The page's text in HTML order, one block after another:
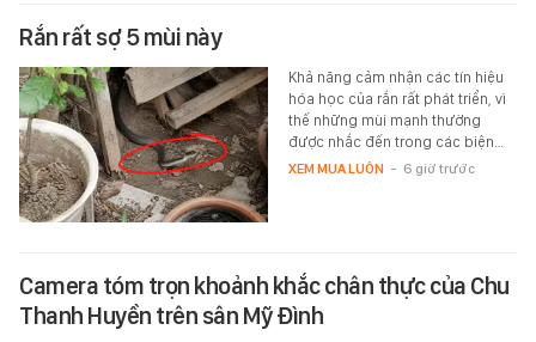
Rắn rất sợ 5 mùi này
Khả năng cảm nhận các tín hiệu
hóa học của rắn rất phát triển, vì
thế những mùi mạnh thường
được nhắc đến trong các biện…
XEM MUA LUÔN - 6 giờ trước
Camera tóm trọn khoảnh khắc chân thực của Chu
Thanh Huyền trên sân Mỹ Đình